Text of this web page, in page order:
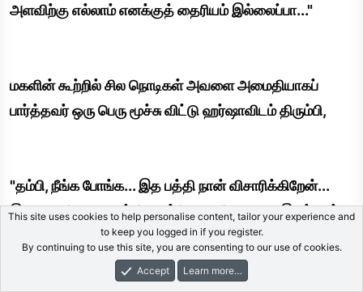
அளவிற்கு எல்லாம் எனக்குத் தைரியம் இல்லைப்பா..."
மகளின் கூற்றில் சில நொடிகள் அவளை அமைதியாகப்
பார்த்தவர் ஒரு பெரு மூச்சு விட்டு ஹர்ஷாவிடம் திரும்பி,
"தம்பி, நீங்க போங்க... இத பத்தி நான் விசாரிக்கிறேன்...
இது ஒரு வேளை என் பொண்ணோட வேலையா இருந்தால்
அதற்கு என்ன தண்டனைன்னு அவளுக்குத் தெரியும்..."
This site uses cookies to help personalise content, tailor your experience and
to keep you logged in if you register.
By continuing to use this site, you are consenting to our use of cookies.
Accept
Learn more…